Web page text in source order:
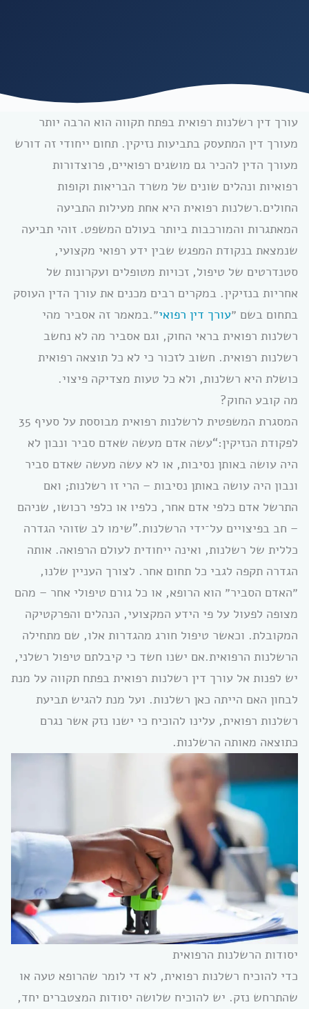
עורך דין רשלנות רפואית בפתח תקווה הוא הרבה יותר
מעורך דין המתעסק בתביעות נזיקין. תחום ייחודי זה דורש
מעורך הדין להכיר גם מושגים רפואיים, פרוצדורות
רפואיות ונהלים שונים של משרד הבריאות וקופות
החולים.רשלנות רפואית היא אחת מעילות התביעה
המאתגרות והמורכבות ביותר בעולם המשפט. זוהי תביעה
שנמצאת בנקודת המפגש שבין ידע רפואי מקצועי,
סטנדרטים של טיפול, זכויות מטופלים ועקרונות של
אחריות בנזיקין. במקרים רבים מכנים את עורך הדין העוסק
בתחום בשם ״עורך דין רפואי״.במאמר זה אסביר מהי
רשלנות רפואית בראי החוק, וגם אסביר מה לא נחשב
רשלנות רפואית. חשוב לזכור כי לא כל תוצאה רפואית
כושלת היא רשלנות, ולא כל טעות מצדיקה פיצוי.
מה קובע החוק?
המסגרת המשפטית לרשלנות רפואית מבוססת על סעיף 35
לפקודת הנזיקין:“עשה אדם מעשה שאדם סביר ונבון לא
היה עושה באותן נסיבות, או לא עשה מעשה שאדם סביר
ונבון היה עושה באותן נסיבות – הרי זו רשלנות; ואם
התרשל אדם כלפי אדם אחר, כלפיו או כלפי רכושו, שניהם
– חב בפיצויים על־ידי הרשלנות.”שימו לב שזוהי הגדרה
כללית של רשלנות, ואינה ייחודית לעולם הרפואה. אותה
הגדרה תקפה לגבי כל תחום אחר. לצורך העניין שלנו,
״האדם הסביר״ הוא הרופא, או כל גורם טיפולי אחר – מהם
מצופה לפעול על פי הידע המקצועי, הנהלים והפרקטיקה
המקובלת. וכאשר טיפול חורג מהגדרות אלו, שם מתחילה
הרשלנות הרפואית.אם ישנו חשד כי קיבלתם טיפול רשלני,
יש לפנות אל עורך דין רשלנות רפואית בפתח תקווה על מנת
לבחון האם הייתה כאן רשלנות. ועל מנת להגיש תביעת
רשלנות רפואית, עלינו להוכיח כי ישנו נזק אשר נגרם
כתוצאה מאותה הרשלנות.
יסודות הרשלנות הרפואית
כדי להוכיח רשלנות רפואית, לא די לומר שהרופא טעה או
שהתרחש נזק. יש להוכיח שלושה יסודות המצטברים יחד,